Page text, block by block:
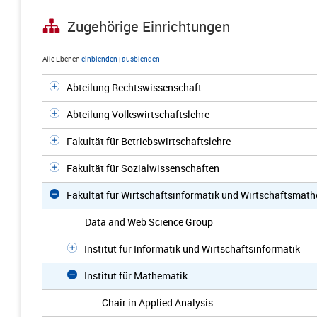
Zugehörige Einrichtungen
Alle Ebenen einblenden |ausblenden
Abteilung Rechtswissenschaft
Abteilung Volkswirtschaftslehre
Fakultät für Betriebswirtschaftslehre
Fakultät für Sozialwissenschaften
Fakultät für Wirtschaftsinformatik und
Data and Web Science Group
Institut für Informatik und Wirtschaftsinformatik
Institut für Mathematik
Chair in Applied Analysis